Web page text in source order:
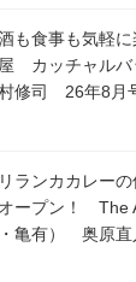
も食事も気軽
カッチャルバ
修司 26年8月
ランカカレー
ープン！ The
亀有） 奥原